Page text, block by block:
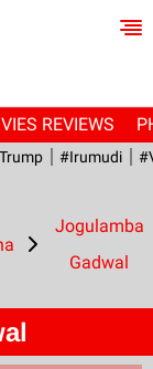
REVIEWS
#irumudi
Jogulamba
Gadwal